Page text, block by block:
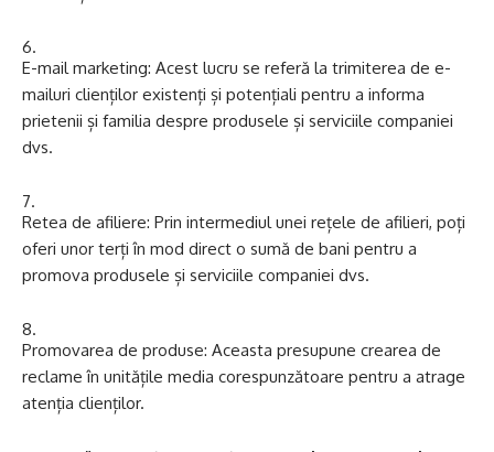
E-mail marketing: Acest lucru se referă la trimiterea de e-
mailuri clienților existenți și potențiali pentru a informa
prietenii și familia despre produsele și serviciile companiei
dvs.
Retea de afiliere: Prin intermediul unei rețele de afilieri, poți
oferi unor terți în mod direct o sumă de bani pentru a
promova produsele și serviciile companiei dvs.
Promovarea de produse: Aceasta presupune crearea de
reclame în unitățile media corespunzătoare pentru a atrage
atenția clienților.